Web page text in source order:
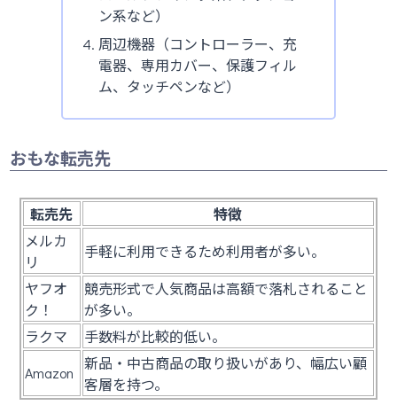
ン系など）
周辺機器（コントローラー、充
電器、専用カバー、保護フィル
ム、タッチペンなど）
おもな転売先
転売先
特徴
メルカ
リ
手軽に利用できるため利用者が多い。
ヤフオ
ク！
競売形式で人気商品は高額で落札されること
が多い。
ラクマ
手数料が比較的低い。
Amazon
新品・中古商品の取り扱いがあり、幅広い顧
客層を持つ。